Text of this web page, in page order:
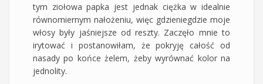
tym ziołowa papka jest jednak ciężka w idealnie
równomiernym nałożeniu, więc gdzieniegdzie moje
włosy były jaśniejsze od reszty. Zaczęło mnie to
irytować i postanowiłam, że pokryję całość od
nasady po końce żelem, żeby wyrównać kolor na
jednolity.